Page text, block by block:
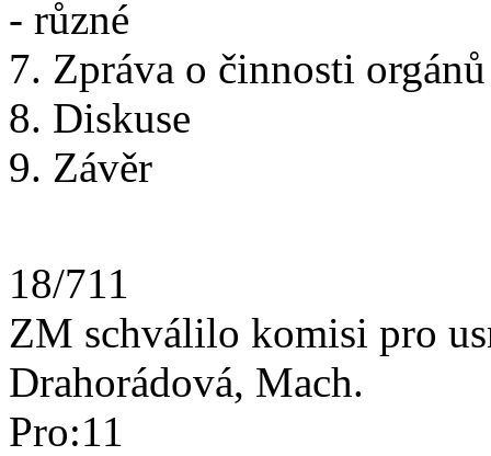
- různé
7. Zpráva o činnosti
8. Diskuse
9. Závěr
18/711
ZM schválilo komisi pro
Drahorádová, Mach.
Pro:11